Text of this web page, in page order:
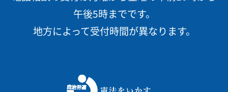
午後5時までです。
地方によって受付時間が異なります。